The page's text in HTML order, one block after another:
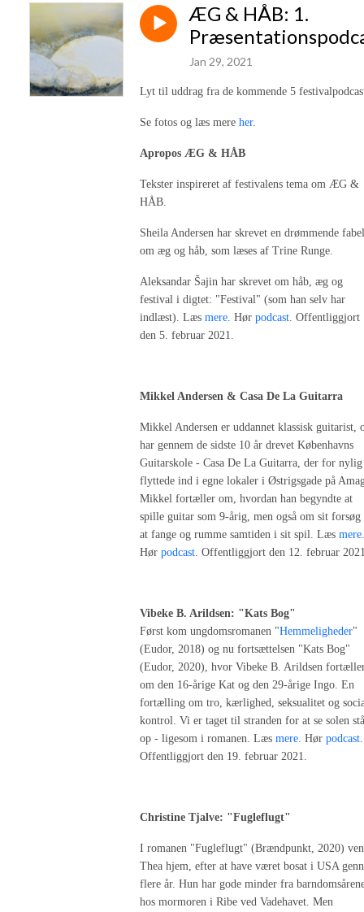
ÆG & HÅB: 1.
Jan 29, 2021
Lyt til uddrag fra de kommende 5
Se fotos og læs mere her.
Apropos ÆG & HÅB
Tekster inspireret af festivalens tema om ÆG &
HÅB.
Sheila Andersen har skrevet en drømmende fabel
om æg og håb, som læses af Trine Runge.
Aleksandar Šajin har skrevet om håb, æg og
festival i digtet: "Festival" (som han selv har
indlæst). Læs mere. Hør podcast. Offentliggjort
den 5. februar 2021.
Mikkel Andersen & Casa De La Guitarra
Mikkel Andersen er uddannet klassisk guitarist,
har gennem de sidste 10 år drevet Københavns
Guitarskole - Casa De La Guitarra, der for nylig
flyttede ind i egne lokaler i Østrigsgade på
Mikkel fortæller om, hvordan han begyndte at
spille guitar som 9-årig, men også om sit forsøg
at fange og rumme samtiden i sit spil. Læs mere.
Hør podcast. Offentliggjort den 12. februar
Vibeke B. Arildsen: "Kats Bog"
Først kom ungdomsromanen "Hemmeligheder"
(Eudor, 2018) og nu fortsættelsen "Kats Bog"
(Eudor, 2020), hvor Vibeke B. Arildsen
om den 16-årige Kat og den 29-årige Ingo. En
fortælling om tro, kærlighed, seksualitet og
kontrol. Vi er taget til stranden for at se solen stå
op - ligesom i romanen. Læs mere. Hør podcast.
Offentliggjort den 19. februar 2021.
Christine Tjalve: "Fugleflugt"
I romanen "Fugleflugt" (Brændpunkt, 2020)
Thea hjem, efter at have været bosat i USA
flere år. Hun har gode minder fra
hos mormoren i Ribe ved Vadehavet. Men